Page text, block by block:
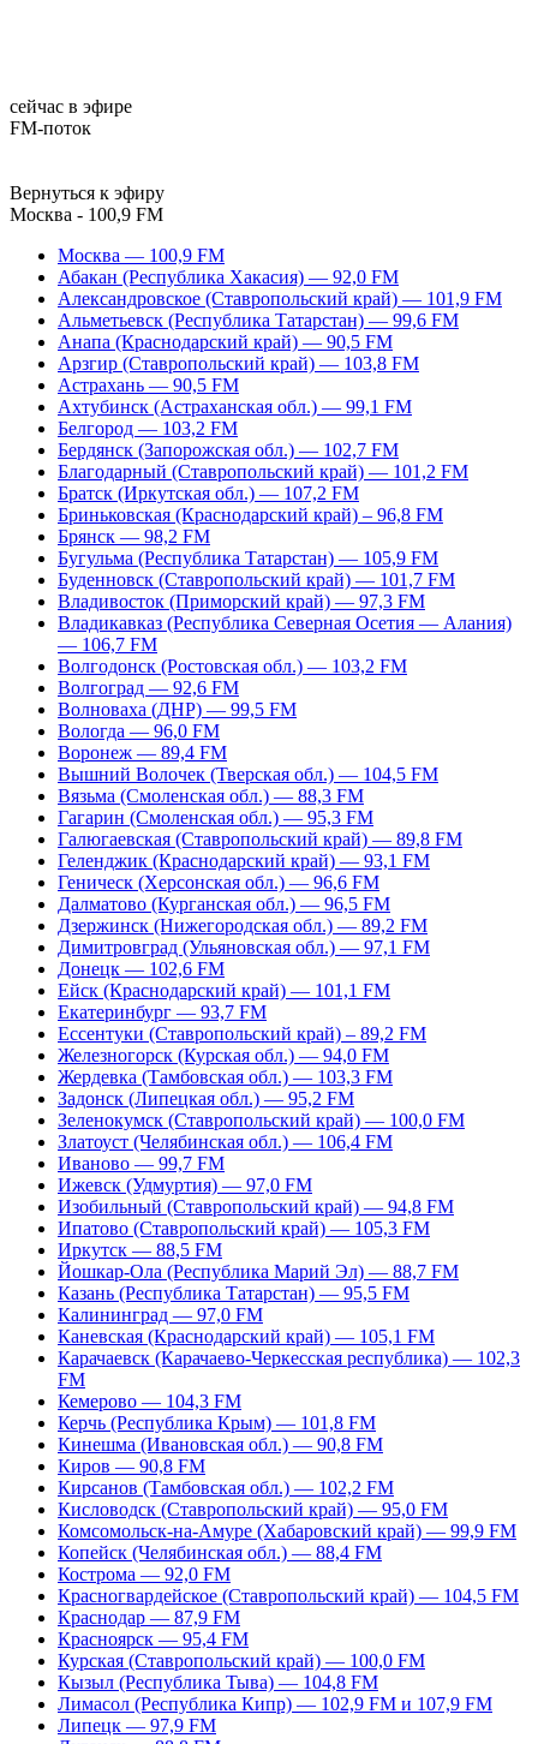
сейчас в эфире
FM-поток
Вернуться к эфиру
Москва - 100,9 FM
Москва — 100,9 FM
Абакан (Республика Хакасия) — 92,0 FM
Александровское (Ставропольский край) — 101,9 FM
Альметьевск (Республика Татарстан) — 99,6 FM
Анапа (Краснодарский край) — 90,5 FM
Арзгир (Ставропольский край) — 103,8 FM
Астрахань — 90,5 FM
Ахтубинск (Астраханская обл.) — 99,1 FM
Белгород — 103,2 FM
Бердянск (Запорожская обл.) — 102,7 FM
Благодарный (Ставропольский край) — 101,2 FM
Братск (Иркутская обл.) — 107,2 FM
Бриньковская (Краснодарский край) – 96,8 FM
Брянск — 98,2 FM
Бугульма (Республика Татарстан) — 105,9 FM
Буденновск (Ставропольский край) — 101,7 FM
Владивосток (Приморский край) — 97,3 FM
Владикавказ (Республика Северная Осетия — Алания)
— 106,7 FM
Волгодонск (Ростовская обл.) — 103,2 FM
Волгоград — 92,6 FM
Волноваха (ДНР) — 99,5 FM
Вологда — 96,0 FM
Воронеж — 89,4 FM
Вышний Волочек (Тверская обл.) — 104,5 FM
Вязьма (Смоленская обл.) — 88,3 FM
Гагарин (Смоленская обл.) — 95,3 FM
Галюгаевская (Ставропольский край) — 89,8 FM
Геленджик (Краснодарский край) — 93,1 FM
Геническ (Херсонская обл.) — 96,6 FM
Далматово (Курганская обл.) — 96,5 FM
Дзержинск (Нижегородская обл.) — 89,2 FM
Димитровград (Ульяновская обл.) — 97,1 FM
Донецк — 102,6 FM
Ейск (Краснодарский край) — 101,1 FM
Екатеринбург — 93,7 FM
Ессентуки (Ставропольский край) – 89,2 FM
Железногорск (Курская обл.) — 94,0 FM
Жердевка (Тамбовская обл.) — 103,3 FM
Задонск (Липецкая обл.) — 95,2 FM
Зеленокумск (Ставропольский край) — 100,0 FM
Златоуст (Челябинская обл.) — 106,4 FM
Иваново — 99,7 FM
Ижевск (Удмуртия) — 97,0 FM
Изобильный (Ставропольский край) — 94,8 FM
Ипатово (Ставропольский край) — 105,3 FM
Иркутск — 88,5 FM
Йошкар-Ола (Республика Марий Эл) — 88,7 FM
Казань (Республика Татарстан) — 95,5 FM
Калининград — 97,0 FM
Каневская (Краснодарский край) — 105,1 FM
Карачаевск (Карачаево-Черкесская республика) — 102,3
FM
Кемерово — 104,3 FM
Керчь (Республика Крым) — 101,8 FM
Кинешма (Ивановская обл.) — 90,8 FM
Киров — 90,8 FM
Кирсанов (Тамбовская обл.) — 102,2 FM
Кисловодск (Ставропольский край) — 95,0 FM
Комсомольск-на-Амуре (Хабаровский край) — 99,9 FM
Копейск (Челябинская обл.) — 88,4 FM
Кострома — 92,0 FM
Красногвардейское (Ставропольский край) — 104,5 FM
Краснодар — 87,9 FM
Красноярск — 95,4 FM
Курская (Ставропольский край) — 100,0 FM
Кызыл (Республика Тыва) — 104,8 FM
Лимасол (Республика Кипр) — 102,9 FM и 107,9 FM
Липецк — 97,9 FM